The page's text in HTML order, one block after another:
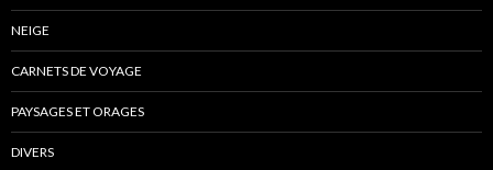
NEIGE
CARNETS DE VOYAGE
PAYSAGES ET ORAGES
DIVERS